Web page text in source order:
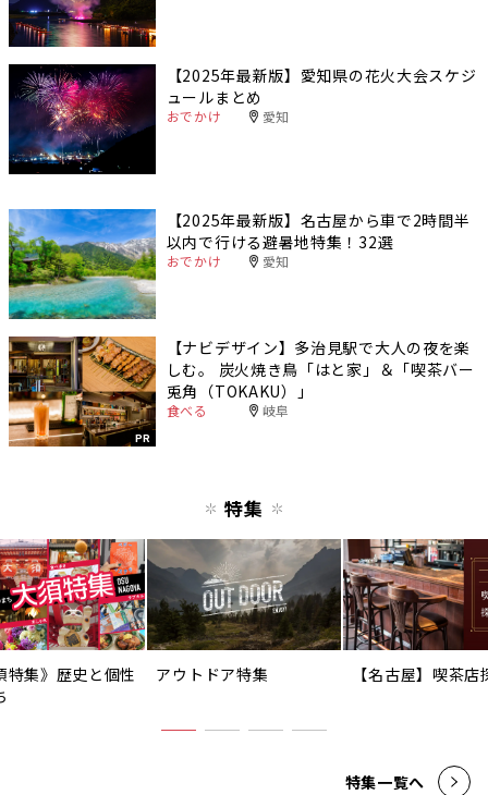
【2025年最新版】愛知県の花火大会スケジ
ュールまとめ
おでかけ 愛知
【2025年最新版】名古屋から車で2時間半
以内で行ける避暑地特集！32選
おでかけ 愛知
PR
【ナビデザイン】多治見駅で大人の夜を楽
しむ。 炭火焼き鳥「はと家」＆「喫茶バー
兎角（TOKAKU）」
食べる 岐阜
特集
特集》歴史と個性
アウトドア特集 【名古屋】喫茶店
特集一覧へ